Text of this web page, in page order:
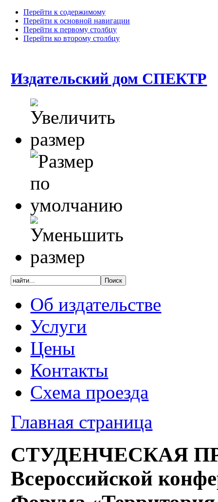
Перейти к содержимому
Перейти к основной навигации
Перейти к первому столбцу
Перейти ко второму столбцу
Издательский дом СПЕКТР
Об издательстве
Услуги
Цены
Контакты
Схема проезда
Главная страница
СТУДЕНЧЕСКАЯ
Всероссийской